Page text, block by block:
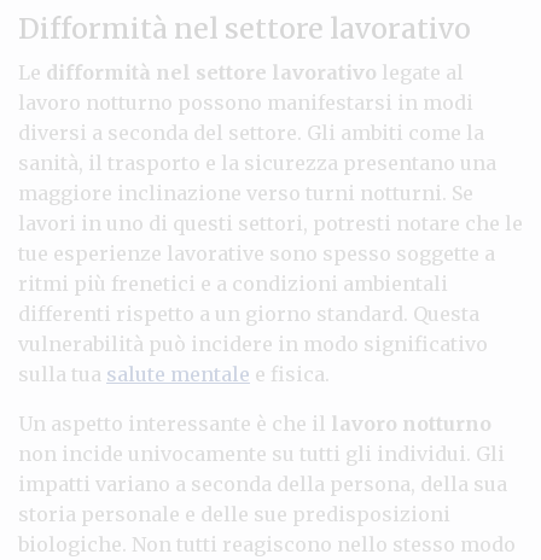
Difformità nel settore lavorativo
Le difformità nel settore lavorativo legate al
lavoro notturno possono manifestarsi in modi
diversi a seconda del settore. Gli ambiti come la
sanità, il trasporto e la sicurezza presentano una
maggiore inclinazione verso turni notturni. Se
lavori in uno di questi settori, potresti notare che le
tue esperienze lavorative sono spesso soggette a
ritmi più frenetici e a condizioni ambientali
differenti rispetto a un giorno standard. Questa
vulnerabilità può incidere in modo significativo
sulla tua salute mentale e fisica.
Un aspetto interessante è che il lavoro notturno
non incide univocamente su tutti gli individui. Gli
impatti variano a seconda della persona, della sua
storia personale e delle sue predisposizioni
biologiche. Non tutti reagiscono nello stesso modo